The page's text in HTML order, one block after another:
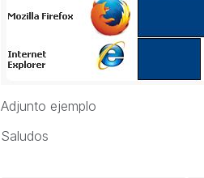
Adjunto ejemplo
Saludos